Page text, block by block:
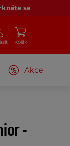
se
Košík
Akce
-